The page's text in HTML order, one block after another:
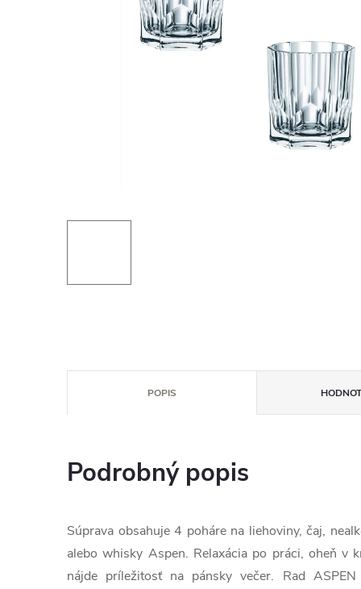
POPIS
Podrobný popis
Súprava obsahuje 4 poháre na liehoviny, čaj,
alebo whisky Aspen. Relaxácia po práci, oheň v
nájde príležitosť na pánsky večer. Rad